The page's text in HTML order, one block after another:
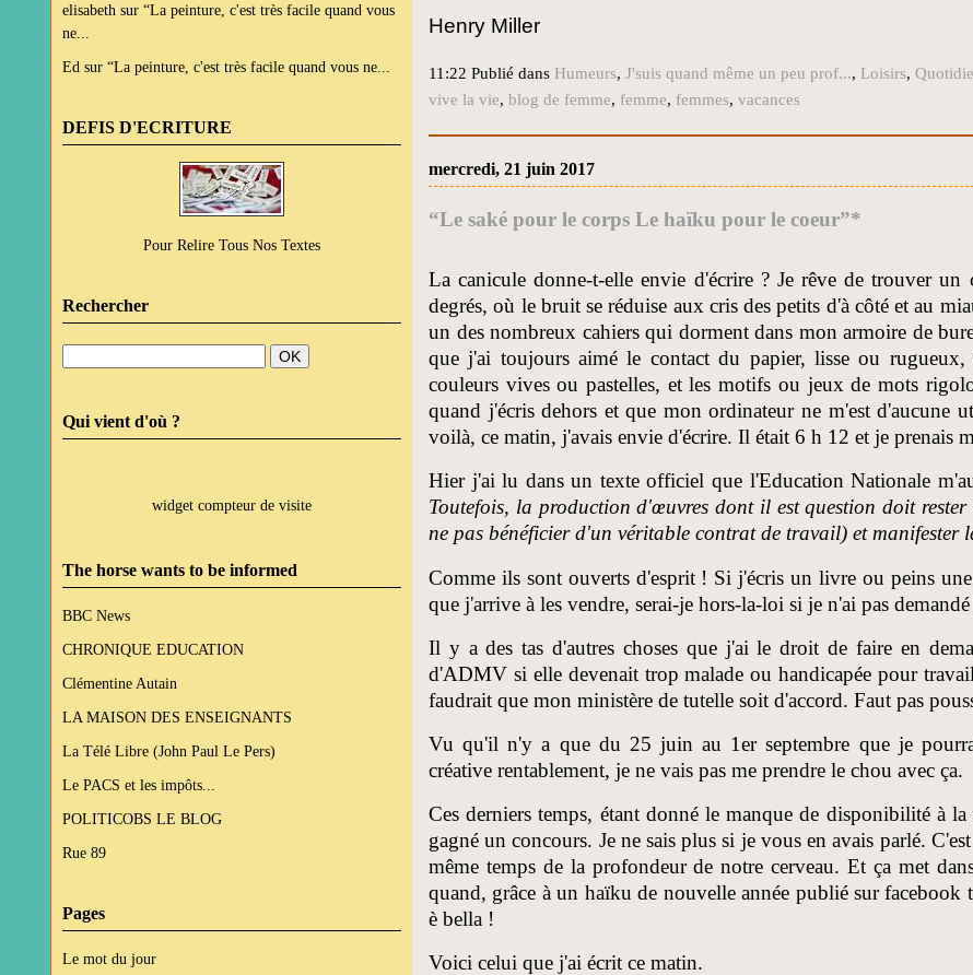
elisabeth sur “La peinture, c'est très facile quand vous
ne...
Ed sur “La peinture, c'est très facile quand vous ne...
DEFIS D'ECRITURE
Pour Relire Tous Nos Textes
Rechercher
Qui vient d'où ?
widget compteur de visite
The horse wants to be informed
BBC News
CHRONIQUE EDUCATION
Clémentine Autain
LA MAISON DES ENSEIGNANTS
La Télé Libre (John Paul Le Pers)
Le PACS et les impôts...
POLITICOBS LE BLOG
Rue 89
Pages
Le mot du jour
Henry Miller
11:22 Publié dans Humeurs, J'suis quand même un peu prof..., Loisirs,
vive la vie, blog de femme, femme, femmes, vacances
mercredi, 21 juin 2017
“Le saké pour le corps Le haïku pour le coeur”*
La canicule donne-t-elle envie d'écrire ? Je rêve de trouver
degrés, où le bruit se réduise aux cris des petits d'à côté et au
un des nombreux cahiers qui dorment dans mon armoire de
que j'ai toujours aimé le contact du papier, lisse ou
couleurs vives ou pastelles, et les motifs ou jeux de mots
quand j'écris dehors et que mon ordinateur ne m'est d'aucune
voilà, ce matin, j'avais envie d'écrire. Il était 6 h 12 et je prenais
Hier j'ai lu dans un texte officiel que l'Education Nationale
Toutefois, la production d'œuvres dont il est question doit
ne pas bénéficier d'un véritable contrat de travail) et manifester
Comme ils sont ouverts d'esprit ! Si j'écris un livre ou peins
que j'arrive à les vendre, serai-je hors-la-loi si je n'ai pas
Il y a des tas d'autres choses que j'ai le droit de faire en
d'ADMV si elle devenait trop malade ou handicapée pour
faudrait que mon ministère de tutelle soit d'accord. Faut pas
Vu qu'il n'y a que du 25 juin au 1er septembre que je
créative rentablement, je ne vais pas me prendre le chou avec ça.
Ces derniers temps, étant donné le manque de disponibilité à
gagné un concours. Je ne sais plus si je vous en avais parlé.
même temps de la profondeur de notre cerveau. Et ça met
quand, grâce à un haïku de nouvelle année publié sur facebook
è bella !
Voici celui que j'ai écrit ce matin.